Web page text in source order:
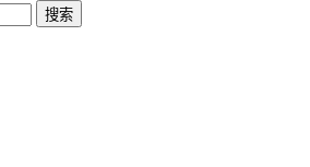
搜索